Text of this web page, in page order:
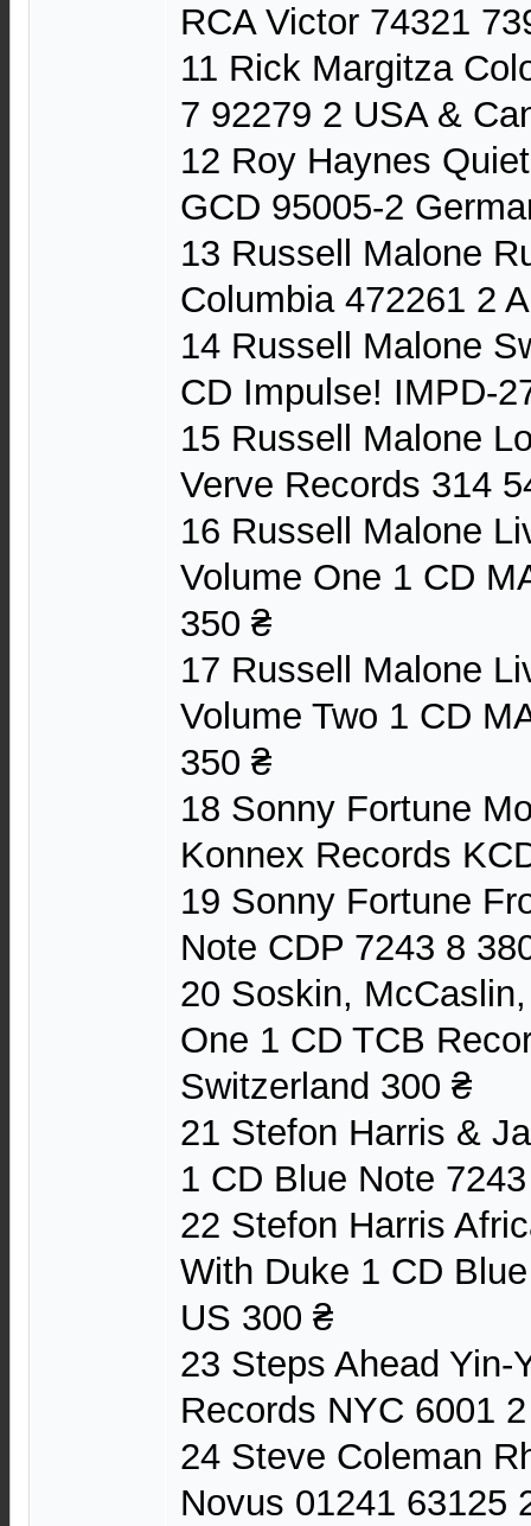
RCA Victor 74321
11 Rick Margitza
7 92279 2 USA &
12 Roy Haynes
GCD 95005-2
13 Russell Malone
Columbia 472261 2
14 Russell Malone
CD Impulse! IMPD-
15 Russell Malone
Verve Records 314
16 Russell Malone
Volume One 1 CD
350 ₴
17 Russell Malone
Volume Two 1 CD
350 ₴
18 Sonny Fortune
Konnex Records
19 Sonny Fortune
Note CDP 7243 8
20 Soskin,
One 1 CD TCB
Switzerland 300 ₴
21 Stefon Harris &
1 CD Blue Note
22 Stefon Harris
With Duke 1 CD
US 300 ₴
23 Steps Ahead Yin-
Records NYC 6001
24 Steve Coleman
Novus 01241 63125